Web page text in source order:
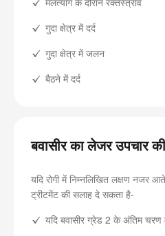
गुदा क्षेत्र में दर्द
गुदा क्षेत्र में जलन
बैठने में दर्द
बवासीर का लेजर उपचार
यदि रोगी में निम्नलिखित लक्षण नजर
ट्रीटमेंट की सलाह दे सकता है-
यदि बवासीर ग्रेड 2 के अंतिम चरण